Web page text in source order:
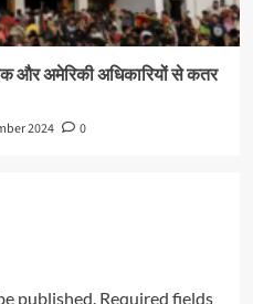
और अमेरिकी अधिकारियों से कतर
2024 0
published. Required fields